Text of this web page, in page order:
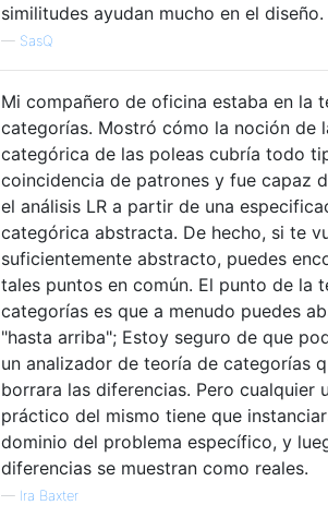
similitudes ayudan mucho en el diseño.
— SasQ
Mi compañero de oficina estaba en la
categorías. Mostró cómo la noción de
categórica de las poleas cubría todo
coincidencia de patrones y fue capaz
el análisis LR a partir de una
categórica abstracta. De hecho, si te
suficientemente abstracto, puedes
tales puntos en común. El punto de la
categorías es que a menudo puedes
"hasta arriba"; Estoy seguro de que
un analizador de teoría de categorías
borrara las diferencias. Pero cualquier
práctico del mismo tiene que
dominio del problema específico, y
diferencias se muestran como reales.
— Ira Baxter